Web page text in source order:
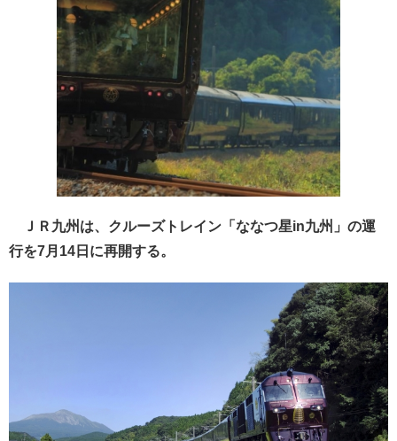
ＪＲ九州は、クルーズトレイン「ななつ星in九州」の運
行を7月14日に再開する。